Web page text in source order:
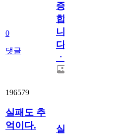
0
댓글
증
합
니
다
ㆍ
196579
실패도 추
억이다.
실